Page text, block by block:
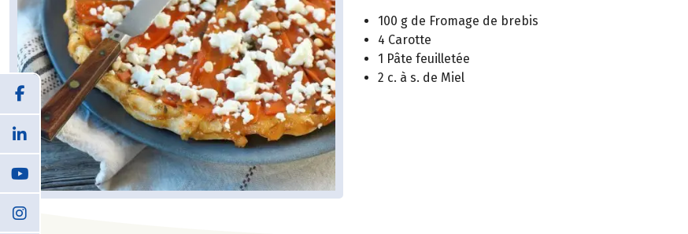
100 g de Fromage de brebis
4 Carotte
1 Pâte feuilletée
2 c. à s. de Miel